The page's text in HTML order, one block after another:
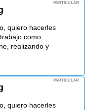
PARTICULAR
quiero hacerles
como
realizando y
PARTICULAR
quiero hacerles